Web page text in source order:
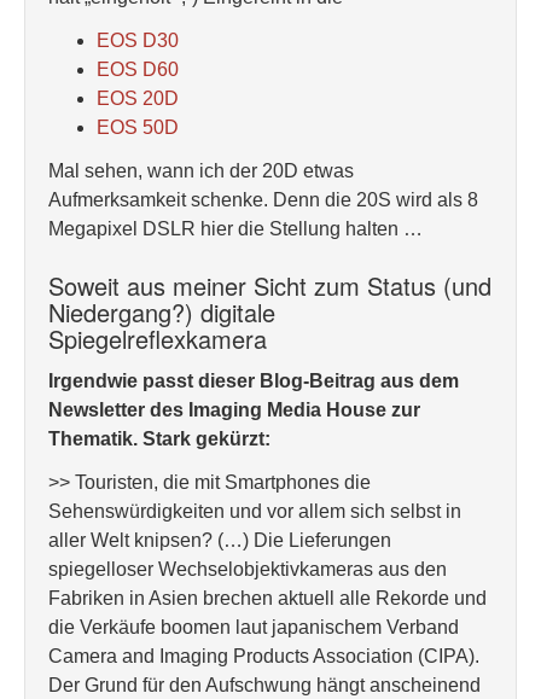
EOS D30
EOS D60
EOS 20D
EOS 50D
Mal sehen, wann ich der 20D etwas
Aufmerksamkeit schenke. Denn die 20S wird als 8
Megapixel DSLR hier die Stellung halten …
Soweit aus meiner Sicht zum Status (und
Niedergang?) digitale
Spiegelreflexkamera
Irgendwie passt dieser Blog-Beitrag aus dem
Newsletter des Imaging Media House zur
Thematik. Stark gekürzt:
>> Touristen, die mit Smartphones die
Sehenswürdigkeiten und vor allem sich selbst in
aller Welt knipsen? (…) Die Lieferungen
spiegelloser Wechselobjektivkameras aus den
Fabriken in Asien brechen aktuell alle Rekorde und
die Verkäufe boomen laut japanischem Verband
Camera and Imaging Products Association (CIPA).
Der Grund für den Aufschwung hängt anscheinend